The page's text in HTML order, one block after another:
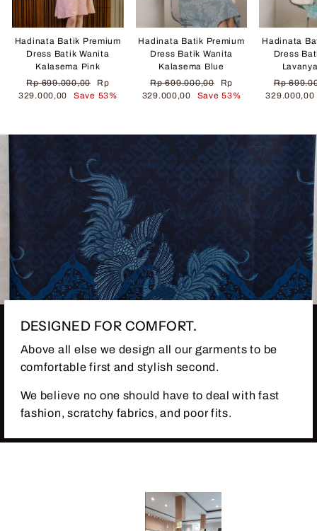
Hadinata Batik Premium
Dress Batik Wanita
Kalasema Pink
Regular
price
Rp 699.000,00
Sale
price
Rp
329.000,00
Save 53%
Hadinata Batik Premium
Dress Batik Wanita
Kalasema Blue
Regular
price
Rp 699.000,00
Sale
price
Rp
329.000,00
Save 53%
Hadinata
Dress
Regular
price
Rp
329.000,00
DESIGNED FOR COMFORT.
Above all else we design all our garments to be
comfortable first and stylish second.
We believe no one should have to deal with fast
fashion, scratchy fabrics, and poor fits.